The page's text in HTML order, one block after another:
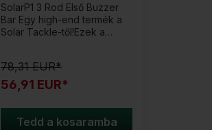
SolarP1 3 Rod Első Buzzer
Bar Egy high-end termék a
Solar Tackle-től!Ezek a
rendelkeznek, amely
csavarok nélkül működik, és
az eredeti Pozi-Lock™
rendszerrel működik.Az új 5
Spoke, Diamond Grip
78,31 EUR*
56,91 EUR*
Tedd a kosaramba